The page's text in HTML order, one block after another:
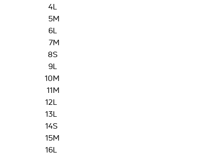
4L
5M
6L
7M
8S
9L
10M
11M
12L
13L
14S
15M
16L